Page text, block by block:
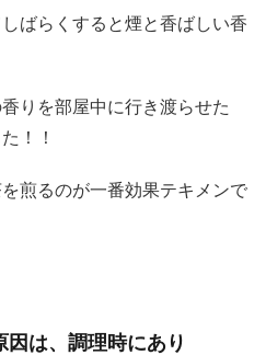
ばらくすると煙と香ばしい香
りを部屋中に行き渡らせた
！！
煎るのが一番効果テキメンで
は、調理時にあり